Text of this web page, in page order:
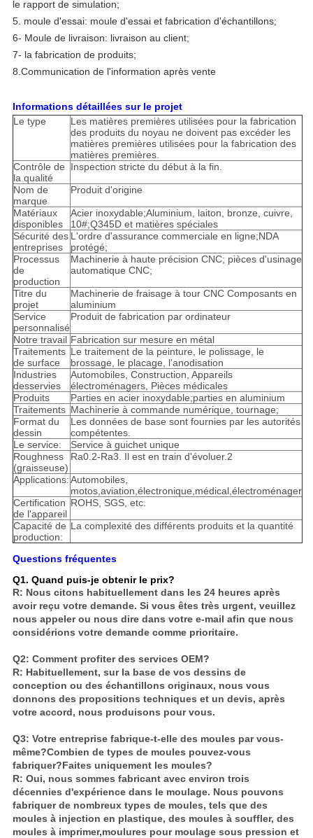
le rapport de simulation;
5. moule d'essai: moule d'essai et fabrication d'échantillons;
6- Moule de livraison: livraison au client;
7- la fabrication de produits;
8. Communication de l'information après vente
Informations détaillées sur le projet
Le type
Les matières premières utilisées pour la fabrication
des produits du noyau ne doivent pas excéder les
matières premières utilisées pour la fabrication des
matières premières.
Contrôle de
la qualité
Inspection stricte du début à la fin.
Nom de
marque
Produit d'origine
Matériaux
disponibles
Acier inoxydable;Aluminium, laiton, bronze, cuivre,
10#;Q345D et matières spéciales
Sécurité des
entreprises
L'ordre d'assurance commerciale en ligne;NDA
protégé;
Processus
de
production
Machinerie à haute précision CNC; pièces d'usinage
automatique CNC;
Titre du
projet
Machinerie de fraisage à tour CNC Composants en
aluminium
Service
personnalisé
Produit de fabrication par ordinateur
Notre travail Fabrication sur mesure en métal
Traitements
de surface
Le traitement de la peinture, le polissage, le
brossage, le placage, l'anodisation
Industries
desservies
Automobiles, Construction, Appareils
électroménagers, Pièces médicales
Produits
Parties en acier inoxydable;parties en aluminium
Traitements Machinerie à commande numérique, tournage;
Format du
dessin
Les données de base sont fournies par les autorités
compétentes.
Le service:
Service à guichet unique
Roughness
(graisseuse)
Ra0.2-Ra3. Il est en train d'évoluer.2
Applications:Automobiles,
motos,aviation,électronique,médical,électroménager
Certification
de l'appareil
ROHS, SGS, etc.
Capacité de
production:
La complexité des différents produits et la quantité
Questions fréquentes
Q1. Quand puis-je obtenir le prix?
R: Nous citons habituellement dans les 24 heures après
avoir reçu votre demande. Si vous êtes très urgent, veuillez
nous appeler ou nous dire dans votre e-mail afin que nous
considérions votre demande comme prioritaire.
Q2: Comment profiter des services OEM?
R: Habituellement, sur la base de vos dessins de
conception ou des échantillons originaux, nous vous
donnons des propositions techniques et un devis, après
votre accord, nous produisons pour vous.
Q3: Votre entreprise fabrique-t-elle des moules par vous-
même?Combien de types de moules pouvez-vous
fabriquer?Faites uniquement les moules?
R: Oui, nous sommes fabricant avec environ trois
décennies d'expérience dans le moulage. Nous pouvons
fabriquer de nombreux types de moules, tels que des
moules à injection en plastique, des moules à souffler, des
moules à imprimer,moulures pour moulage sous pression et